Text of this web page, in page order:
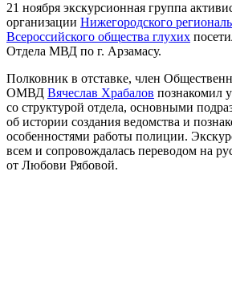
21 ноября экскурсионная группа
организации Нижегородского
Всероссийского общества глухих
Отдела МВД по г. Арзамасу.
Полковник в отставке, член
ОМВД Вячеслав Храбалов познакомил
со структурой отдела, основными
об истории создания ведомства и
особенностями работы полиции.
всем и сопровождалась переводом на
от Любови Рябовой.